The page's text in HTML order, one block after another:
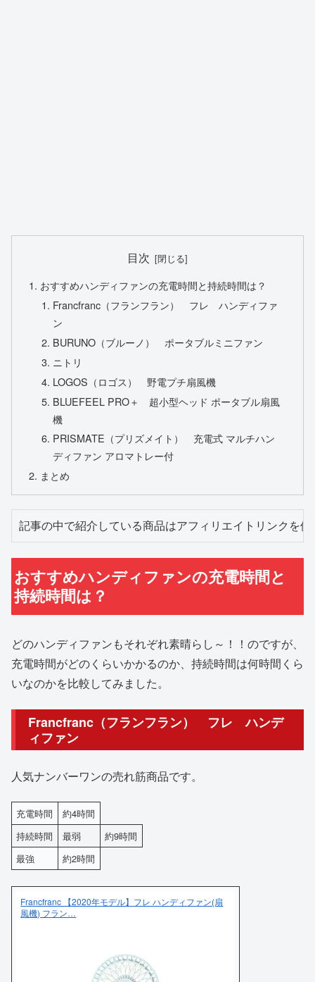
目次
おすすめハンディファンの充電時間と持続時間は？
Francfranc（フランフラン） フレ ハンディファ
ン
BURUNO（ブルーノ） ポータブルミニファン
ニトリ
LOGOS（ロゴス） 野電プチ扇風機
BLUEFEEL PRO＋ 超小型ヘッド ポータブル扇風
機
PRISMATE（プリズメイト） 充電式 マルチハン
ディファン アロマトレー付
まとめ
記事の中で紹介している商品はアフィリエイトリンクを
おすすめハンディファンの充電時間と
持続時間は？
どのハンディファンもそれぞれ素晴らし～！！のですが、
充電時間がどのくらいかかるのか、持続時間は何時間くら
いなのかを比較してみました。
Francfranc（フランフラン） フレ ハンデ
ィファン
人気ナンバーワンの売れ筋商品です。
充電時間
約4時間
持続時間
最弱
約9時間
最強
約2時間
Francfranc 【2020年モデル】フレ ハンディファン(扇
風機) フラン…